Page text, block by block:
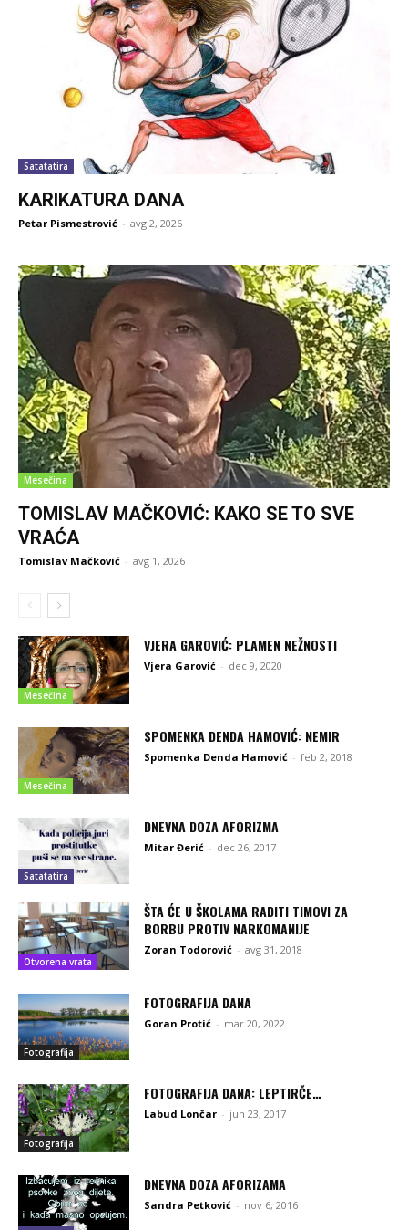
Satatatira
KARIKATURA DANA
Petar Pismestrović - avg 2, 2026
Mesečina
TOMISLAV MAČKOVIĆ: KAKO SE TO SVE
VRAĆA
Tomislav Mačković - avg 1, 2026
Mesečina
VJERA GAROVIĆ: PLAMEN NEŽNOSTI
Vjera Garović - dec 9, 2020
Mesečina
SPOMENKA DENDA HAMOVIĆ: NEMIR
Spomenka Denda Hamović - feb 2, 2018
Satatatira
DNEVNA DOZA AFORIZMA
Mitar Đerić - dec 26, 2017
Otvorena vrata
ŠTA ĆE U ŠKOLAMA RADITI TIMOVI ZA
BORBU PROTIV NARKOMANIJE
Zoran Todorović - avg 31, 2018
Fotografija
FOTOGRAFIJA DANA
Goran Protić - mar 20, 2022
Fotografija
FOTOGRAFIJA DANA: LEPTIRČE…
Labud Lončar - jun 23, 2017
DNEVNA DOZA AFORIZAMA
Sandra Petković - nov 6, 2016